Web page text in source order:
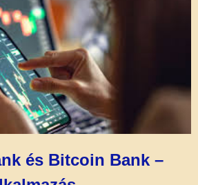
és Bitcoin Bank –